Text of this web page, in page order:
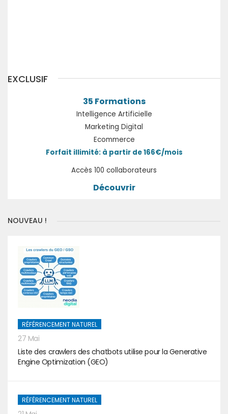
EXCLUSIF
35 Formations
Intelligence Artificielle
Marketing Digital
Ecommerce
Forfait illimité: à partir de 166€/mois
Accès 100 collaborateurs
Découvrir
NOUVEAU !
RÉFÉRENCEMENT NATUREL
27 Mai
Liste des crawlers des chatbots utilise pour la Generative
Engine Optimization (GEO)
RÉFÉRENCEMENT NATUREL